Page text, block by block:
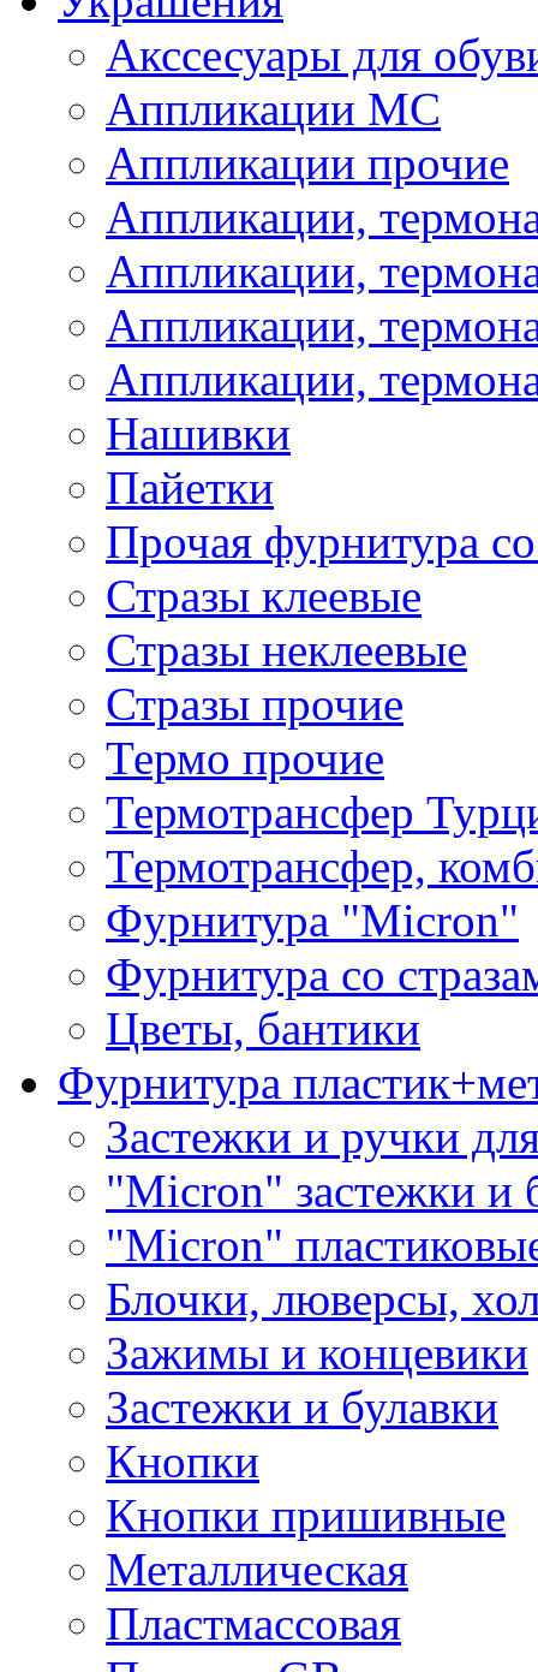
Акссесуары для
Аппликации МС
Аппликации прочие
Аппликации,
Аппликации,
Аппликации,
Аппликации,
Нашивки
Пайетки
Прочая фурнитура
Стразы клеевые
Стразы неклеевые
Стразы прочие
Термо прочие
Термотрансфер
Термотрансфер,
Фурнитура "Micron"
Фурнитура со
Цветы, бантики
Фурнитура
Застежки и ручки
"Micron" застежки и
"Micron"
Блочки, люверсы,
Зажимы и концевики
Застежки и булавки
Кнопки
Кнопки пришивные
Металлическая
Пластмассовая